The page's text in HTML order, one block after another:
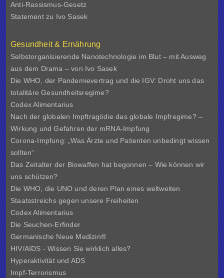
Anti-Rassismus-Gesetz
Statement zu Ivo Sasek
Gesundheit & Ernährung
Selbstorganisierende Nanotechnologie im Blut – mit Ausweg
aus dem Drama – von Ivo Sasek
Die WHO, der Pandemievertrag und die IGV: Droht uns das
totalitäre Gesundheitsregime?
Codex Alimentarius
Nach der globalen Impftragödie das globale Impfregime? –
Wirkung und Gefahren der mRNA-Impfung
Corona-Impfung: „Was Ärzte und Patienten unbedingt wissen
sollten“
Das Zeitalter der Biowaffen hat begonnen – Wie können wir
uns schützen?
Die WHO, die UNO und deren Plan eines weltweiten
Staatsstreichs gegen unsere Freiheiten
Codex Alimentarius
Die Seuchen-Erfinder
Germanische Neue Medizin®
HIV/AIDS - Wissen Sie wirklich alles?
Hyperaktivität und ADS
Impf-Terrorismus